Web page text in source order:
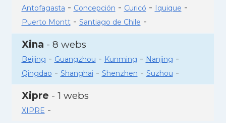
Antofagasta - Concepción - Curicó - Iquique -
Puerto Montt- Santiago de Chile -
Xina - 8 webs
Beijing - Guangzhou - Kunming - Nanjing -
Qingdao - Shanghai - Shenzhen - Suzhou -
Xipre - 1 webs
XIPRE -